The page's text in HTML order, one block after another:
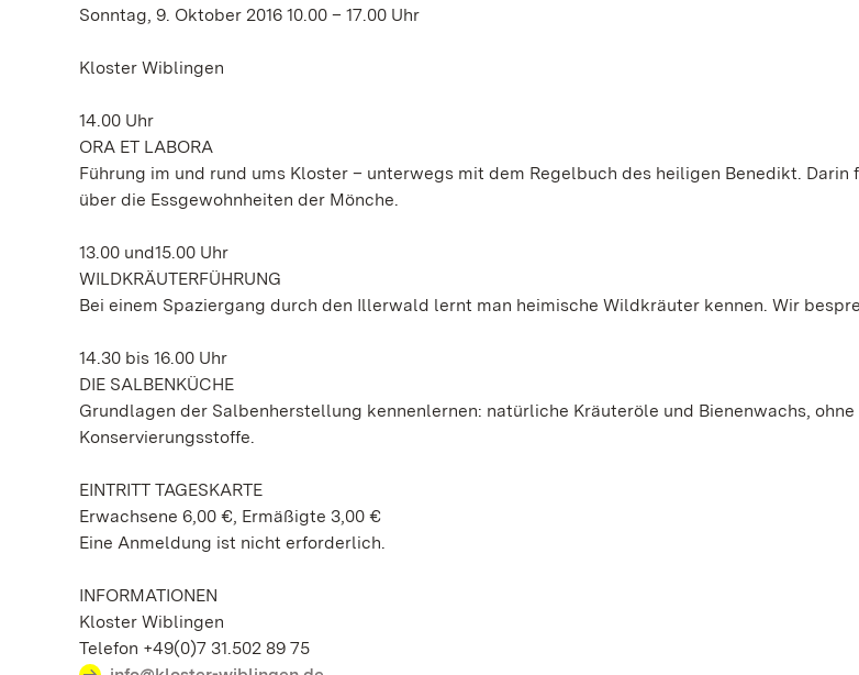
Sonntag, 9. Oktober 2016 10.00 – 17.00 Uhr
Kloster Wiblingen
14.00 Uhr
ORA ET LABORA
Führung im und rund ums Kloster – unterwegs mit dem Regelbuch des heiligen Benedikt. Darin
über die Essgewohnheiten der Mönche.
13.00 und15.00 Uhr
WILDKRÄUTERFÜHRUNG
Bei einem Spaziergang durch den Illerwald lernt man heimische Wildkräuter kennen. Wir
14.30 bis 16.00 Uhr
DIE SALBENKÜCHE
Grundlagen der Salbenherstellung kennenlernen: natürliche Kräuteröle und Bienenwachs, ohne
Konservierungsstoffe.
EINTRITT TAGESKARTE
Erwachsene 6,00 €, Ermäßigte 3,00 €
Eine Anmeldung ist nicht erforderlich.
INFORMATIONEN
Kloster Wiblingen
Telefon +49(0)7 31.502 89 75